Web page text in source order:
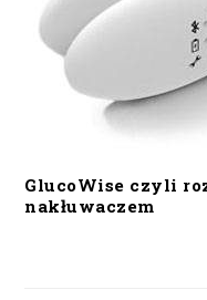
GlucoWise czyli
nakłuwaczem